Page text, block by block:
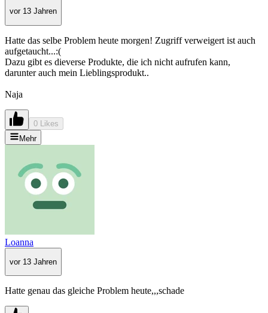
vor 13 Jahren
Hatte das selbe Problem heute morgen! Zugriff verweigert ist auch
aufgetaucht...:(
Dazu gibt es dieverse Produkte, die ich nicht aufrufen kann,
darunter auch mein Lieblingsprodukt..
Naja
0 Likes
Mehr
Loanna
vor 13 Jahren
Hatte genau das gleiche Problem heute,,,schade